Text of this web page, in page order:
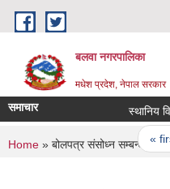
Skip to main content
बलवा नगरपालिका
मधेश प्रदेश, नेपाल सरकार
समाचार स्थानिय विदा
« first
You are here
Home » बोलपत्र संसोध्न सम्बन्धी